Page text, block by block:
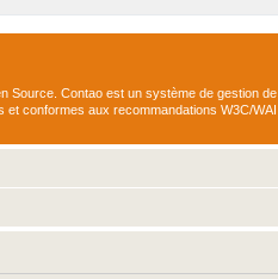
Source. Contao est un système de gestion de
conformes aux recommandations W3C/WAI